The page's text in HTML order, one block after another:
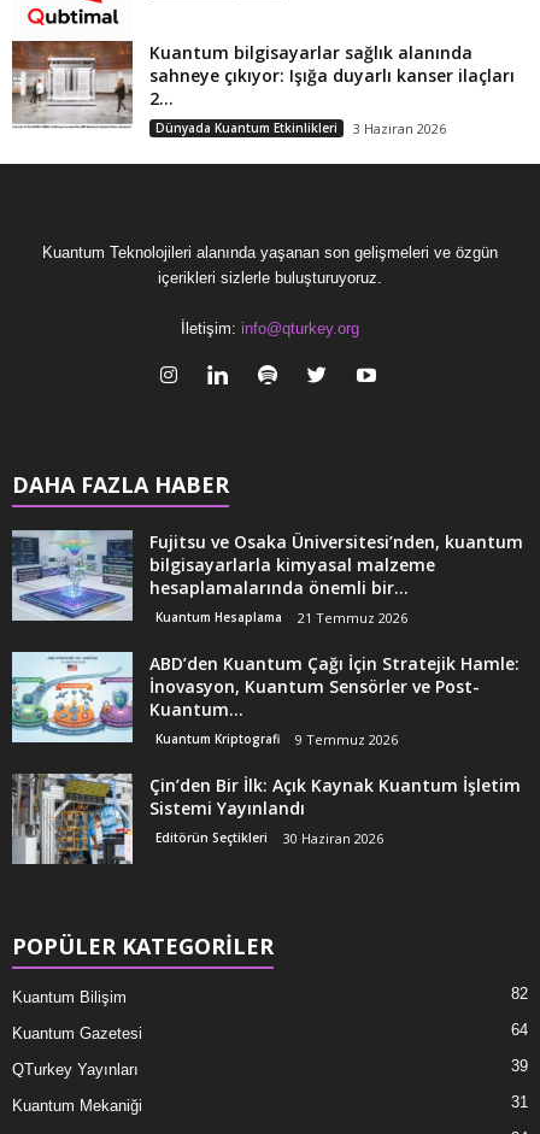
Kuantum bilgisayarlar sağlık alanında
sahneye çıkıyor: Işığa duyarlı kanser ilaçları
2...
Dünyada Kuantum Etkinlikleri 3 Haziran 2026
Kuantum Teknolojileri alanında yaşanan son gelişmeleri ve özgün
içerikleri sizlerle buluşturuyoruz.
İletişim: info@qturkey.org
DAHA FAZLA HABER
Fujitsu ve Osaka Üniversitesi’nden, kuantum
bilgisayarlarla kimyasal malzeme
hesaplamalarında önemli bir...
Kuantum Hesaplama 21 Temmuz 2026
ABD’den Kuantum Çağı İçin Stratejik Hamle:
İnovasyon, Kuantum Sensörler ve Post-
Kuantum...
Kuantum Kriptografi 9 Temmuz 2026
Çin’den Bir İlk: Açık Kaynak Kuantum İşletim
Sistemi Yayınlandı
Editörün Seçtikleri 30 Haziran 2026
POPÜLER KATEGORİLER
Kuantum Bilişim 82
Kuantum Gazetesi 64
QTurkey Yayınları 39
Kuantum Mekaniği 31